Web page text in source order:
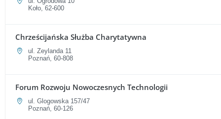
Koło, 62-600
Chrześcijańska Służba Charytatywna
ul. Zeylanda 11
Poznań, 60-808
Forum Rozwoju Nowoczesnych Technologii
ul. Glogowska 157/47
Poznań, 60-126